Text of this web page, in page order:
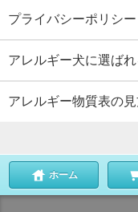
プライバシーポリシー
アレルギー犬に選ば
アレルギー物質表の
ホーム